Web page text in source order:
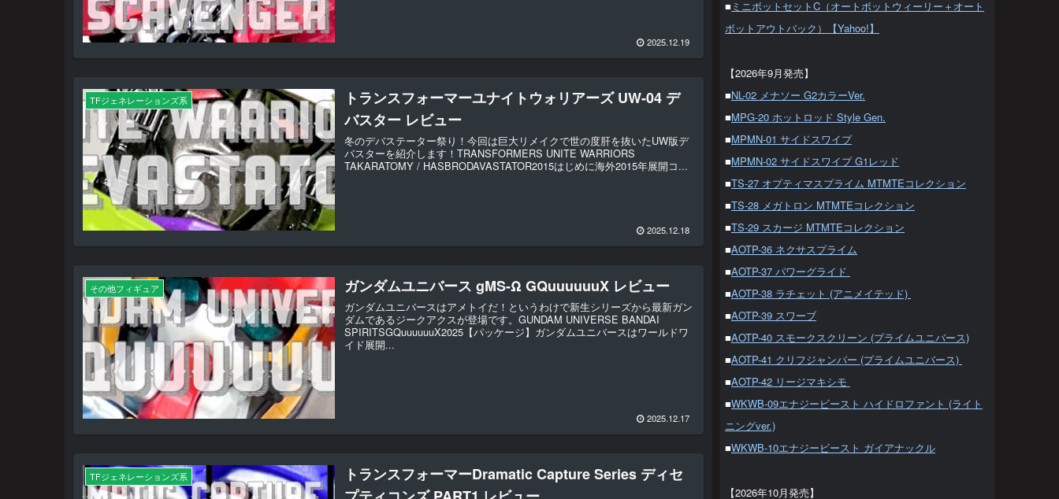
2025.12.19
TFジェネレーションズ系
トランスフォーマーユナイトウォリアーズ UW-04 デ
バスター レビュー
冬のデバステーター祭り！今回は巨大リメイクで世の度肝を抜いたUW版デ
バスターを紹介します！TRANSFORMERS UNITE WARRIORS
TAKARATOMY / HASBRODAVASTATOR2015はじめに海外2015年展開コ...
2025.12.18
その他フィギュア ガンダムユニバース gMS-Ω GQuuuuuuX レビュー
ガンダムユニバースはアメトイだ！というわけで新生シリーズから最新ガン
ダムであるジークアクスが登場です。GUNDAM UNIVERSE BANDAI
SPIRITSGQuuuuuuX2025【パッケージ】ガンダムユニバースはワールドワ
イド展開...
2025.12.17
TFジェネレーションズ系
トランスフォーマーDramatic Capture Series ディセ
■ ミニボットセットC（オートボットウィーリー＋オート
ボットアウトバック）【Yahoo!】
【2026年9月発売】
■NL-02 メナソー G2カラーVer.
■MPG-20 ホットロッド Style Gen.
■MPMN-01 サイドスワイプ
■MPMN-02 サイドスワイプ G1レッド
■TS-27 オプティマスプライム MTMTEコレクション
■TS-28 メガトロン MTMTEコレクション
■TS-29 スカージ MTMTEコレクション
■AOTP-36 ネクサスプライム
■AOTP-37 パワーグライド
■AOTP-38 ラチェット (アニメイテッド)
■AOTP-39 スワーブ
■AOTP-40 スモークスクリーン (プライムユニバース)
■AOTP-41 クリフジャンパー (プライムユニバース)
■AOTP-42 リージマキシモ
■WKWB-09エナジービースト ハイドロファント (ライト
ニングver.)
■WKWB-10エナジービースト ガイアナックル
【2026年10月発売】